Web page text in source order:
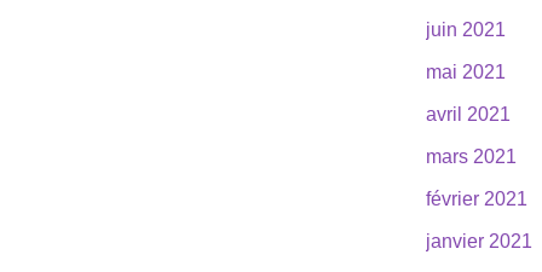
juin 2021
mai 2021
avril 2021
mars 2021
février 2021
janvier 2021